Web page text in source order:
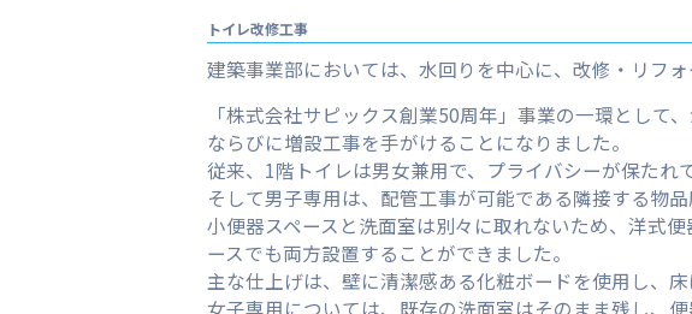
トイレ改修工事
建築事業部においては、水回りを中心に、改修・リフォ
「株式会社サピックス創業50周年」事業の一環として
ならびに増設工事を手がけることになりました。
従来、1階トイレは男女兼用で、プライバシーが保たれ
そして男子専用は、配管工事が可能である隣接する物
小便器スペースと洗面室は別々に取れないため、洋式
ースでも両方設置することができました。
主な仕上げは、壁に清潔感ある化粧ボードを使用し、
女子専用については、既存の洗面室はそのまま残し、